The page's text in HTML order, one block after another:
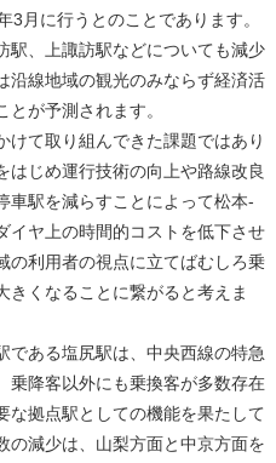
3月に行うとのことであります。
、上諏訪駅などについても減少
沿線地域の観光のみならず経済活
が予測されます。
て取り組んできた課題ではあり
はじめ運行技術の向上や路線改良
車駅を減らすことによって松本-
イヤ上の時間的コストを低下させ
の利用者の視点に立てばむしろ乗
きくなることに繋がると考えま
ある塩尻駅は、中央西線の特急
乗降客以外にも乗換客が多数存在
な拠点駅としての機能を果たして
の減少は、山梨方面と中京方面を